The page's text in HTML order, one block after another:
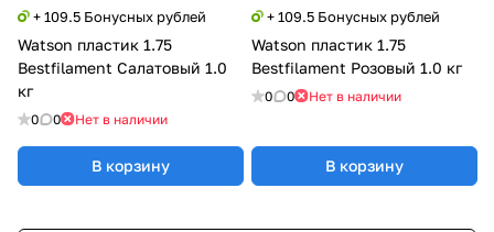
+ 109.5 Бонусных рублей
Watson пластик 1.75
Bestfilament Салатовый 1.0
кг
0 0 Нет в наличии
В корзину
+ 109.5 Бонусных рублей
Watson пластик 1.75
Bestfilament Розовый 1.0 кг
0 0 Нет в наличии
В корзину